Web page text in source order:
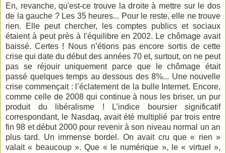
En, revanche, qu'est-ce trouve la droite à mettre sur le dos
de la gauche ? Les 35 heures... Pour le reste, elle ne trouve
rien. Elle peut chercher, les comptes publics et sociaux
étaient à peut près à l'équilibre en 2002. Le chômage avait
baissé. Certes ! Nous n’étions pas encore sortis de cette
crise qui date du début des années 70 et, surtout, on ne peut
pas se réjouir uniquement parce que le chômage était
passé quelques temps au dessous des 8%... Une nouvelle
crise commençait : l’éclatement de la bulle Internet. Encore,
comme celle de 2008 qui continue à nous les briser, un pur
produit du libéralisme ! L’indice boursier significatif
correspondant, le Nasdaq, avait été multiplié par trois entre
fin 98 et début 2000 pour revenir à son niveau normal un an
plus tard. Un immense bordel. On avait cru que « rien »
valait « beaucoup ». Que « le numérique », le « virtuel »,